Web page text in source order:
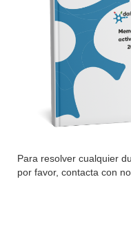
Para resolver cualquier
por favor, contacta con